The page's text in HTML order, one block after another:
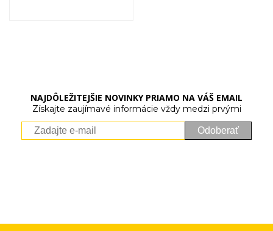
NAJDÔLEŽITEJŠIE NOVINKY PRIAMO NA VÁŠ EMAIL
Získajte zaujímavé informácie vždy medzi prvými
Odoberať